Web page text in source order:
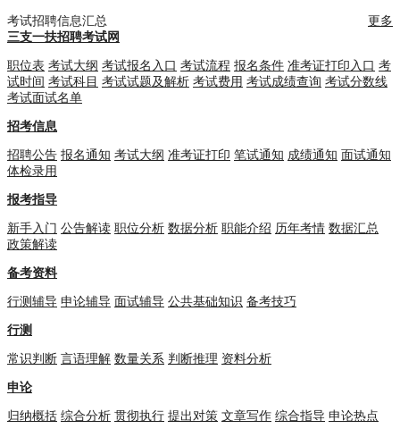
考试招聘信息汇总
更多
三支一扶招聘考试网
职位表 考试大纲 考试报名入口 考试流程 报名条件 准考证打印入口 考
试时间 考试科目 考试试题及解析 考试费用 考试成绩查询 考试分数线
考试面试名单
招考信息
招聘公告 报名通知 考试大纲 准考证打印 笔试通知 成绩通知 面试通知
体检录用
报考指导
新手入门 公告解读 职位分析 数据分析 职能介绍 历年考情 数据汇总
政策解读
备考资料
行测辅导 申论辅导 面试辅导 公共基础知识 备考技巧
行测
常识判断 言语理解 数量关系 判断推理 资料分析
申论
归纳概括 综合分析 贯彻执行 提出对策 文章写作 综合指导 申论热点